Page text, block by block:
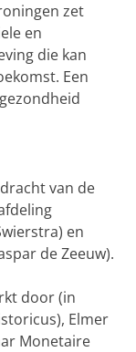
zet
en
die kan
Een
van de
en
de Zeeuw).
door (in
Elmer
Monetaire